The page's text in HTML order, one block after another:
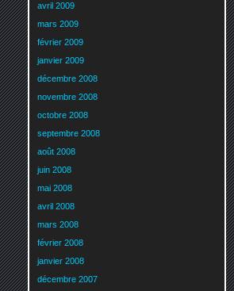
avril 2009
mars 2009
février 2009
janvier 2009
décembre 2008
novembre 2008
octobre 2008
septembre 2008
août 2008
juin 2008
mai 2008
avril 2008
mars 2008
février 2008
janvier 2008
décembre 2007